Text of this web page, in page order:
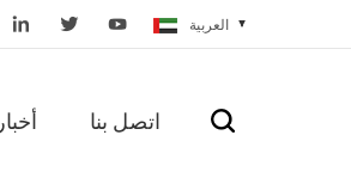
العربية
أخبار اتصل بنا